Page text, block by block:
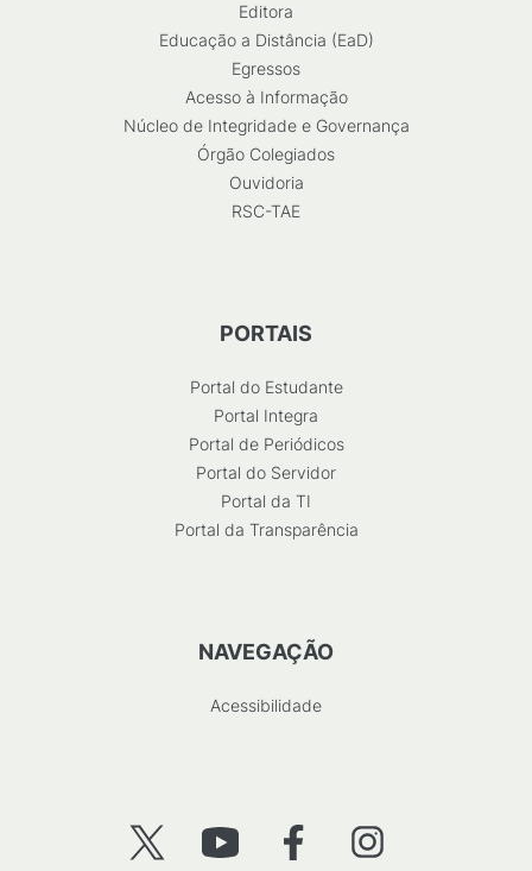
Editora
Educação a Distância (EaD)
Egressos
Acesso à Informação
Núcleo de Integridade e Governança
Órgão Colegiados
Ouvidoria
RSC-TAE
PORTAIS
Portal do Estudante
Portal Integra
Portal de Periódicos
Portal do Servidor
Portal da TI
Portal da Transparência
NAVEGAÇÃO
Acessibilidade